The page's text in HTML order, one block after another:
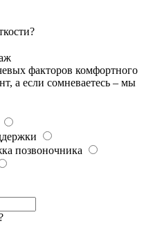
факторов комфортного
а если сомневаетесь – мы
позвоночника